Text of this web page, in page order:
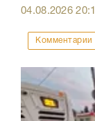
04.08.2026
Комментарии